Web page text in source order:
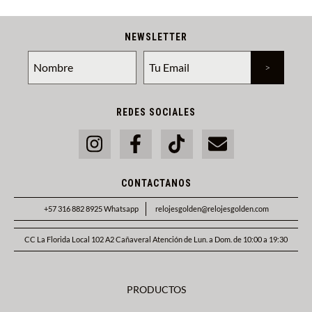
NEWSLETTER
REDES SOCIALES
CONTACTANOS
+57 316 882 8925 Whatsapp relojesgolden@relojesgolden.com
CC La Florida Local 102 A2 Cañaveral Atención de Lun. a Dom. de 10:00 a 19:30
PRODUCTOS